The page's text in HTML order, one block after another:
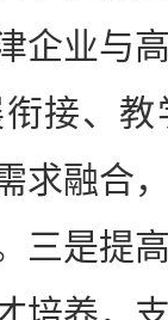
企业与
接、
求融合
三是提